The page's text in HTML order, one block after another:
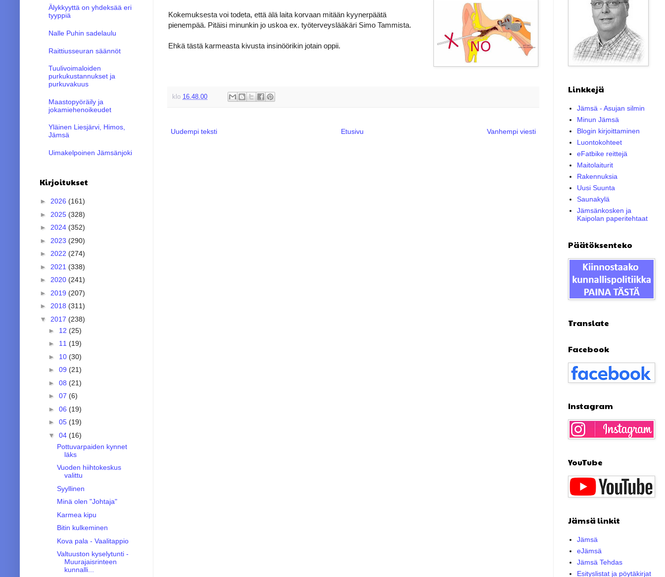
Kokemuksesta voi todeta, että älä laita korvaan mitään kyynerpäätä
pienempää. Pitäisi minunkin jo uskoa ex. työterveyslääkäri Simo Tammista.
Ehkä tästä karmeasta kivusta insinöörikin jotain oppii.
klo 16.48.00
Uudempi teksti Vanhempi viesti
Etusivu
Älykkyyttä on yhdeksää eri
tyyppiä
Nalle Puhin sadelaulu
Raittiusseuran säännöt
Tuulivoimaloiden
purkukustannukset ja
purkuvakuus
Maastopyöräily ja
jokamiehenoikeudet
Yläinen Liesjärvi, Himos,
Jämsä
Uimakelpoinen Jämsänjoki
Kirjoitukset
► 2026 (161)
► 2025 (328)
► 2024 (352)
► 2023 (290)
► 2022 (274)
► 2021 (338)
► 2020 (241)
► 2019 (207)
► 2018 (311)
▼ 2017 (238)
► 12 (25)
► 11 (19)
► 10 (30)
► 09 (21)
► 08 (21)
► 07 (6)
► 06 (19)
► 05 (19)
▼ 04 (16)
Pottuvarpaiden kynnet
läks
Vuoden hiihtokeskus
valittu
Syyllinen
Minä olen "Johtaja"
Karmea kipu
Bitin kulkeminen
Kova pala - Vaalitappio
Valtuuston kyselytunti -
Muurajaisrinteen
kunnalli...
Linkkejä
Jämsä - Asujan silmin
Minun Jämsä
Blogin kirjoittaminen
Luontokohteet
eFatbike reittejä
Maitolaiturit
Rakennuksia
Uusi Suunta
Saunakylä
Jämsänkosken ja
Kaipolan paperitehtaat
Päätöksenteko
Translate
Facebook
Instagram
YouTube
Jämsä linkit
Jämsä
eJämsä
Jämsä Tehdas
Esityslistat ja pöytäkirjat